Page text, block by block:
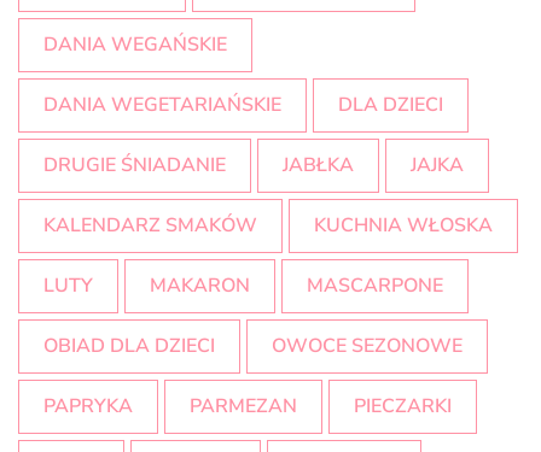
DANIA WEGAŃSKIE
DANIA WEGETARIAŃSKIE DLA DZIECI
DRUGIE ŚNIADANIE JABŁKA JAJKA
KALENDARZ SMAKÓW KUCHNIA WŁOSKA
LUTY MAKARON MASCARPONE
OBIAD DLA DZIECI OWOCE SEZONOWE
PAPRYKA PARMEZAN PIECZARKI